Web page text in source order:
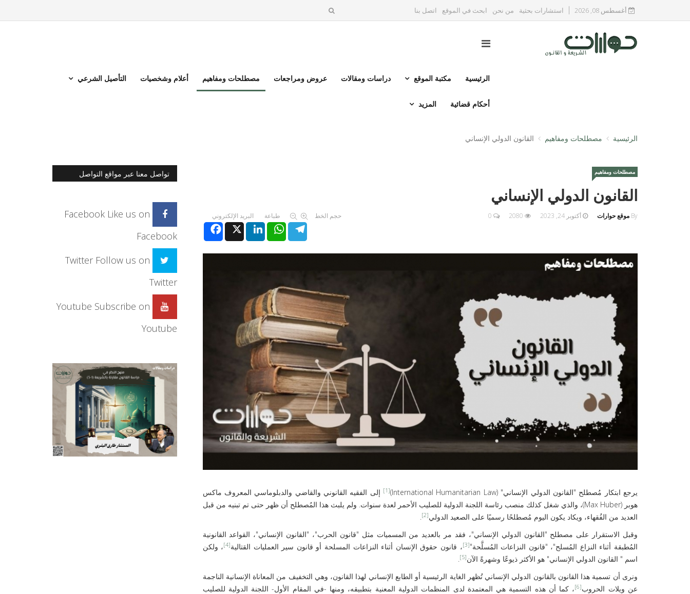
أغسطس 08, 2026 استشارات بحثية من نحن ابحث في الموقع اتصل بنا
الرئيسية مكتبة الموقع دراسات ومقالات عروض ومراجعات مصطلحات ومفاهيم أعلام وشخصيات التأصيل الشرعي
أحكام قضائية المزيد
الرئيسية مصطلحات ومفاهيم القانون الدولي الإنساني
مصطلحات ومفاهيم
القانون الدولي الإنساني
By موقع حوارات أكتوبر 24, 2023 0 حجم الخط طباعة
البريد الإلكتروني
Facebook
X
LinkedInWhatsAppTelegram
يرجع ابتكار مُصطلح "القانون الدولي الإنساني" (International Humanitarian Law) [1]
إلى الفقيه القانوني والقاضي والدبلوماسي المعروف ماكس
هوبر (Max Huber)، والذي شغل كذلك منصب رئاسة اللجنة الدولية للصليب الأحمر لعدة سنوات. ولم يلبث هذا المُصطلح أن ظهر حتى تم تبنيه من قبل
العديد من الفُقهاء، ويكاد يكون اليوم مُصطلحًا رسميًا على الصعيد الدولي[2]
وقبل الاستقرار على مصطلح "القانون الدولي الإنساني"، فقد مر بالعديد من المسميات مثل "قانون الحرب"، "القانون الإنساني"، القواعد القانونية
المُطبقة أثناء النزاع المُسلح"، "قانون النزاعات المُسلَّحة"[3] ، قانون حقوق الإنسان أثناء النزاعات المسلحة أو قانون سير العمليات القتالية[4]
، ولكن
اسم " القانون الدولي الإنساني" هو الأكثر ذيوعًا وشهرةً الآن[5]
ونرى أن تسمية هذا القانون بالقانون الدولي الإنساني تُظهر الغاية الرئيسية أو الطابع الإنساني لهذا القانون، وهي التخفيف من المعاناة الإنسانية الناجمة
عن ويلات الحروب[6]
، كما أن هذه التسمية هي المعتمدة لدى المنظمات الدولية المعنية بتطبيقه، ومنها -في المقام الأول- اللجنة الدولية للصليب
تواصل معنا عبر مواقع التواصل
Facebook Like us on
Facebook
Twitter Follow us on
Twitter
Youtube Subscribe on
Youtube